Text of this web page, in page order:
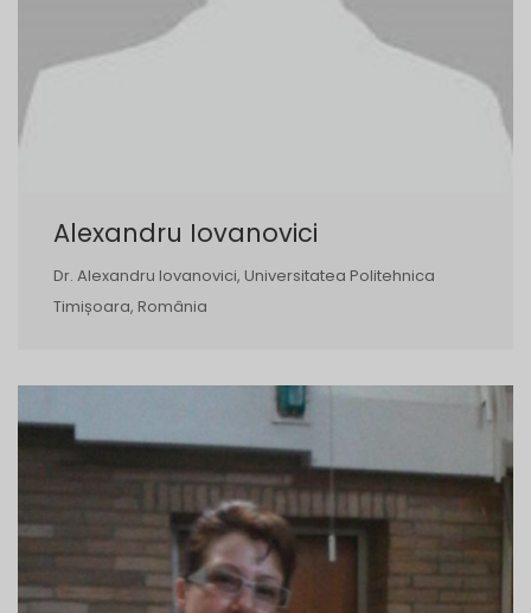
Alexandru Iovanovici
Dr. Alexandru Iovanovici, Universitatea Politehnica
Timișoara, România